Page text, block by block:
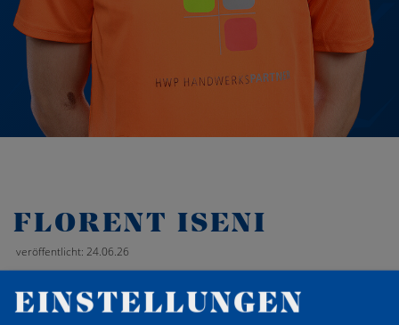
FLORENT ISENI
veröffentlicht: 24.06.26
‹ Zurück zur Übersicht
EINSTELLUNGEN